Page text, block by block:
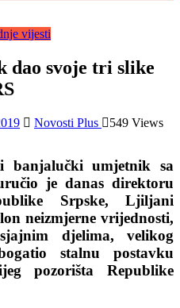
vijesti
dao svoje tri slike
Novosti Plus
549 Views
banjalučki umjetnik sa
je danas direktoru
Srpske, Ljiljani
neizmjerne vrijednosti,
djelima, velikog
stalnu postavku
pozorišta Republike